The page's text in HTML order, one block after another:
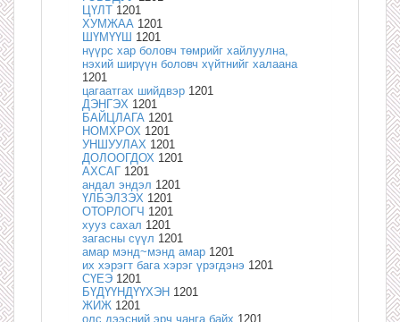
ЦҮЛТ 1201
ХУМЖАА 1201
ШҮМҮҮШ 1201
нүүрс хар боловч төмрийг хайлуулна,
нэхий ширүүн боловч хүйтнийг халаана
1201
цагаатгах шийдвэр 1201
ДЭНГЭХ 1201
БАЙЦЛАГА 1201
НОМХРОХ 1201
УНШУУЛАХ 1201
ДОЛООГДОХ 1201
АХСАГ 1201
андал эндэл 1201
ҮЛБЭЛЗЭХ 1201
ОТОРЛОГЧ 1201
хууз сахал 1201
загасны сүүл 1201
амар мэнд~мэнд амар 1201
их хэрэгт бага хэрэг үрэгдэнэ 1201
СҮЕЭ 1201
БҮДҮҮНДҮҮХЭН 1201
ЖИЖ 1201
олс дээсний эрч чанга байх 1201